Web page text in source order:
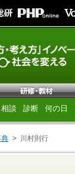
談 診断 何の日
典 川村則行